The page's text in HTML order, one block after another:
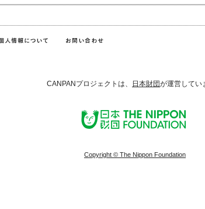
CANPANプロジェクトは、 日本財団が運営してい
Copyright © The Nippon Foundation